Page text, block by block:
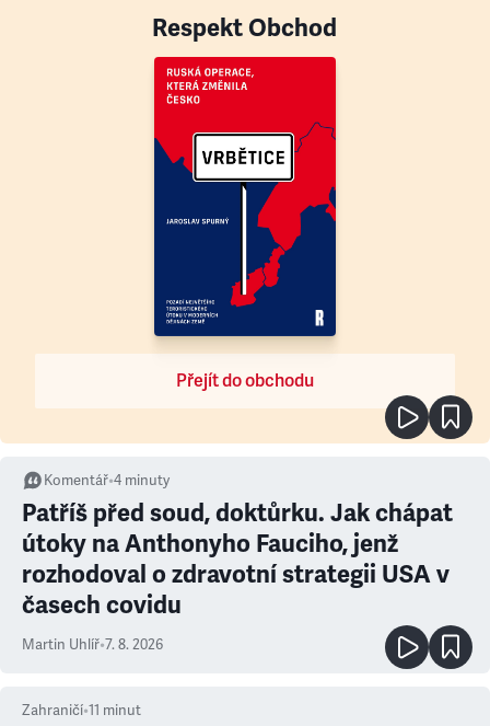
Respekt Obchod
Přejít do obchodu
Komentář•4 minuty
Patříš před soud, doktůrku. Jak chápat
útoky na Anthonyho Fauciho, jenž
rozhodoval o zdravotní strategii USA v
časech covidu
Martin Uhlíř•7. 8. 2026
Zahraničí•11 minut